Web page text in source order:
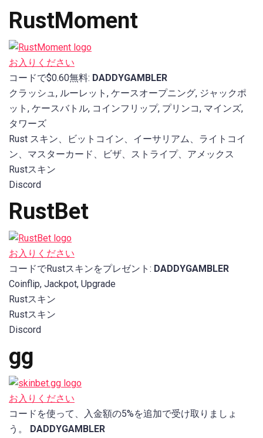
RustMoment
お入りください
コードで$0.60無料: DADDYGAMBLER
クラッシュ, ルーレット, ケースオープニング, ジャックポ
ット, ケースバトル, コインフリップ, プリンコ, マインズ,
タワーズ
Rust スキン、ビットコイン、イーサリアム、ライトコイ
ン、マスターカード、ビザ、ストライプ、アメックス
Rustスキン
Discord
RustBet
お入りください
コードでRustスキンをプレゼント: DADDYGAMBLER
Coinflip, Jackpot, Upgrade
Rustスキン
Rustスキン
Discord
gg
お入りください
コードを使って、入金額の5%を追加で受け取りましょ
う。 DADDYGAMBLER